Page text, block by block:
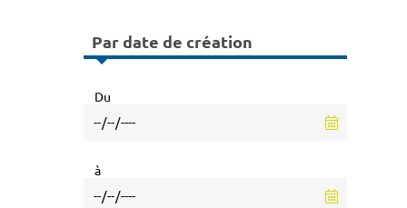
Par date de création
Du
à